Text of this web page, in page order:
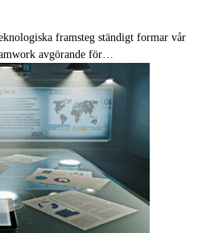
framsteg ständigt formar vår
avgörande för…